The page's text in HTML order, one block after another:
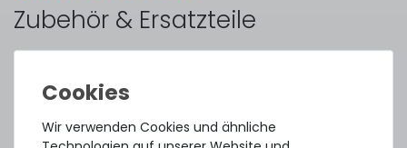
Zubehör & Ersatzteile
Thermal Grizzly Duronaut Wärmeleitpaste / Thermal
Paste - 2g Tube - TG-D-002-R
Wir verwenden Cookies und ähnliche